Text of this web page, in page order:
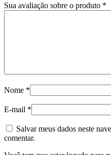
Sua avaliação sobre o produto *
Nome *
E-mail *
Salvar meus dados neste
comentar.